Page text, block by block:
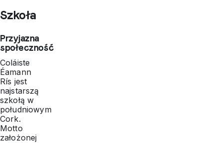
Szkoła
Przyjazna
społeczność
Coláiste
Éamann
Rís jest
najstarszą
szkołą w
południowym
Cork.
Motto
założonej